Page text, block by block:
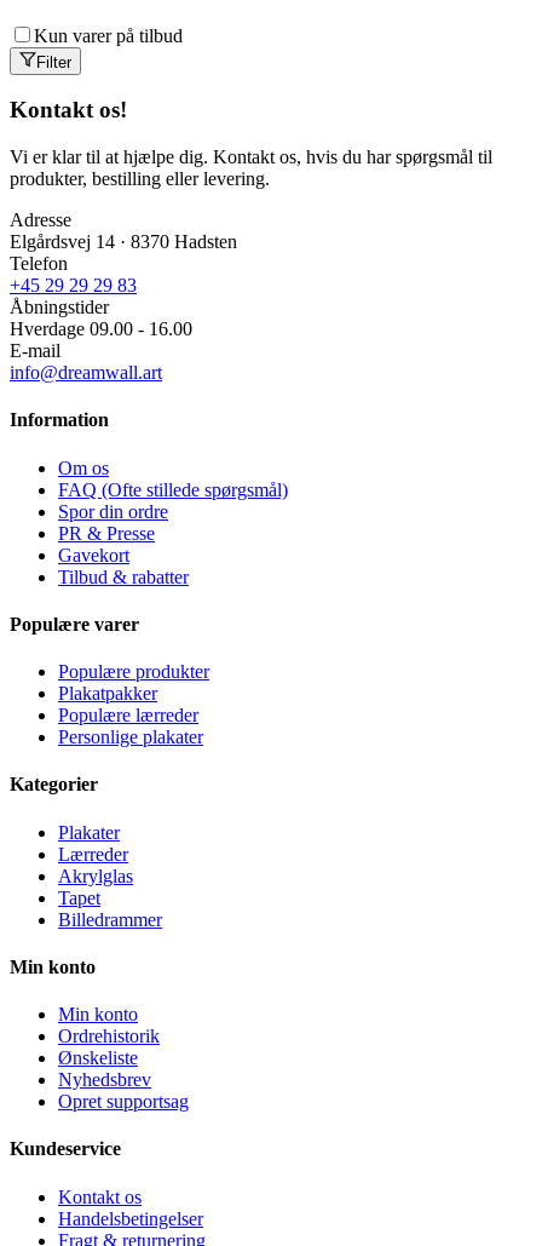
Kun varer på tilbud
Filter
Kontakt os!
Vi er klar til at hjælpe dig. Kontakt os, hvis du har spørgsmål til
produkter, bestilling eller levering.
Adresse
Elgårdsvej 14 · 8370 Hadsten
Telefon
+45 29 29 29 83
Åbningstider
Hverdage 09.00 - 16.00
E-mail
info@dreamwall.art
Information
Om os
FAQ (Ofte stillede spørgsmål)
Spor din ordre
PR & Presse
Gavekort
Tilbud & rabatter
Populære varer
Populære produkter
Plakatpakker
Populære lærreder
Personlige plakater
Kategorier
Plakater
Lærreder
Akrylglas
Tapet
Billedrammer
Min konto
Min konto
Ordrehistorik
Ønskeliste
Nyhedsbrev
Opret supportsag
Kundeservice
Kontakt os
Handelsbetingelser
Fragt & returnering